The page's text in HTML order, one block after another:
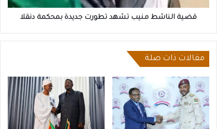
قضية الناشط منيب تشهد تطورت جديدة بمحكمة دنقلا
مقالات ذات صلة